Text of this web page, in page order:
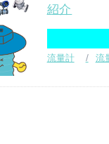
紹介
流量計
流